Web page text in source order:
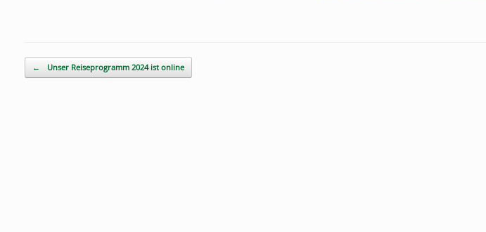
Beitragsnavigation
← Unser Reiseprogramm 2024 ist online